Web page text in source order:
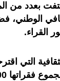
بعدد من
الوطني،
القراء.
التي